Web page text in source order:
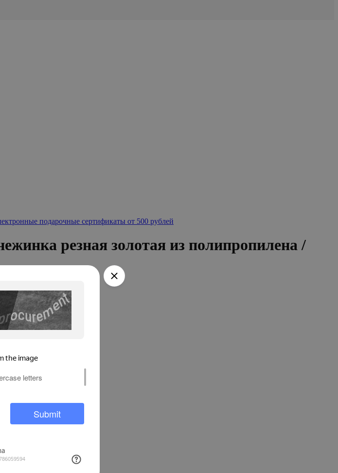
подарочные сертификаты от 500 рублей
резная золотая из полипропилена /